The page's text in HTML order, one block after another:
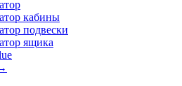
кабины
подвески
ящика